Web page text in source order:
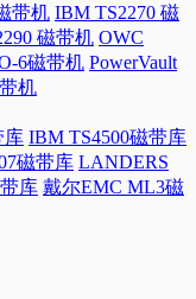
带机 IBM TS2270 磁
磁带机 OWC
6磁带机 PowerVault
机
库 IBM TS4500磁带库
磁带库 LANDERS
库 戴尔EMC ML3磁